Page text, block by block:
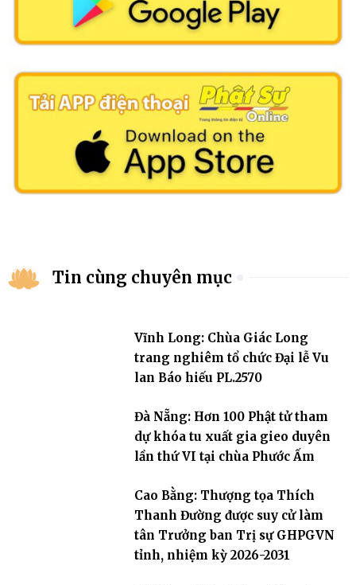
Tin cùng chuyên mục
Vĩnh Long: Chùa Giác Long
trang nghiêm tổ chức Đại lễ Vu
lan Báo hiếu PL.2570
Đà Nẵng: Hơn 100 Phật tử tham
dự khóa tu xuất gia gieo duyên
lần thứ VI tại chùa Phước Ấm
Cao Bằng: Thượng tọa Thích
Thanh Đường được suy cử làm
tân Trưởng ban Trị sự GHPGVN
tỉnh, nhiệm kỳ 2026-2031